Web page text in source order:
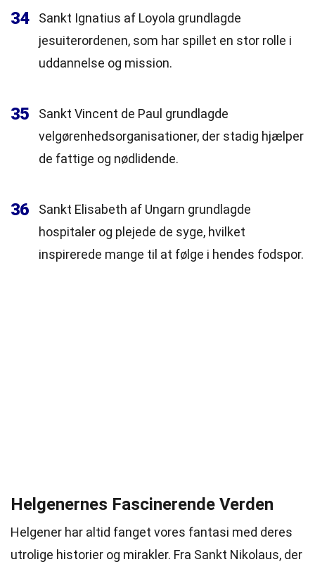
34
Sankt Ignatius af Loyola grundlagde
jesuiterordenen, som har spillet en stor rolle i
uddannelse og mission.
35
Sankt Vincent de Paul grundlagde
velgørenhedsorganisationer, der stadig hjælper
de fattige og nødlidende.
36
Sankt Elisabeth af Ungarn grundlagde
hospitaler og plejede de syge, hvilket
inspirerede mange til at følge i hendes fodspor.
Helgenernes Fascinerende Verden
Helgener har altid fanget vores fantasi med deres
utrolige historier og mirakler. Fra Sankt Nikolaus, der